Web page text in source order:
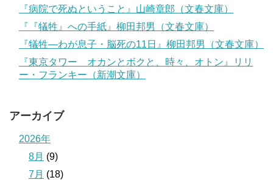
『病院で死ぬということ』山崎章郎（文春文庫）
『『犠牲』への手紙』柳田邦男（文春文庫）
『犠牲―わが息子・脳死の11日』柳田邦男（文春文庫）
『東京タワー オカンとボクと、時々、オトン』リリ
ー・フランキー（新潮文庫）
アーカイブ
2026年
8月 (9)
7月 (18)